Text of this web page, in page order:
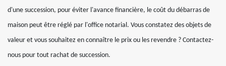
d'une succession, pour éviter l'avance financière, le coût du débarras de
maison peut être réglé par l'office notarial. Vous constatez des objets de
valeur et vous souhaitez en connaître le prix ou les revendre ? Contactez-
nous pour tout rachat de succession.